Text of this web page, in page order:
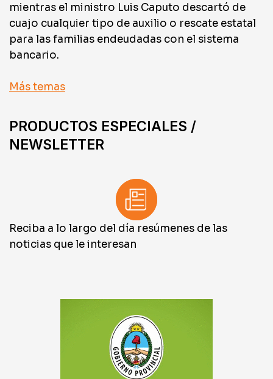
mientras el ministro Luis Caputo descartó de
cuajo cualquier tipo de auxilio o rescate estatal
para las familias endeudadas con el sistema
bancario.
Más temas
PRODUCTOS ESPECIALES /
NEWSLETTER
Reciba a lo largo del día resúmenes de las
noticias que le interesan